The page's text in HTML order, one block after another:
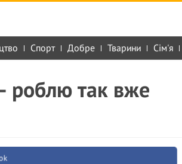
Спорт Добре Тварини Сім'я
роблю так вже